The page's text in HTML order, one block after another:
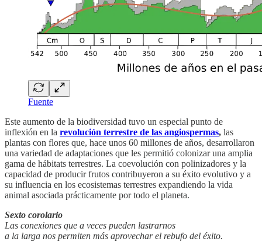
Fuente
Este aumento de la biodiversidad tuvo un especial punto de
inflexión en la revolución terrestre de las angiospermas, las
plantas con flores que, hace unos 60 millones de años, desarrollaron
una variedad de adaptaciones que les permitió colonizar una amplia
gama de hábitats terrestres. La coevolución con polinizadores y la
capacidad de producir frutos contribuyeron a su éxito evolutivo y a
su influencia en los ecosistemas terrestres expandiendo la vida
animal asociada prácticamente por todo el planeta.
Sexto corolario
Las conexiones que a veces pueden lastrarnos
a la larga nos permiten más aprovechar el rebufo del éxito.